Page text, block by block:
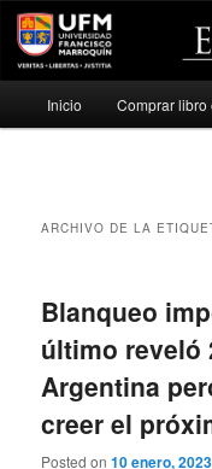
Ir
Ir
Inicio Comprar libro
ARCHIVO DE LA
Blanqueo
último reveló
Argentina
creer el
Posted on10 enero, 2023